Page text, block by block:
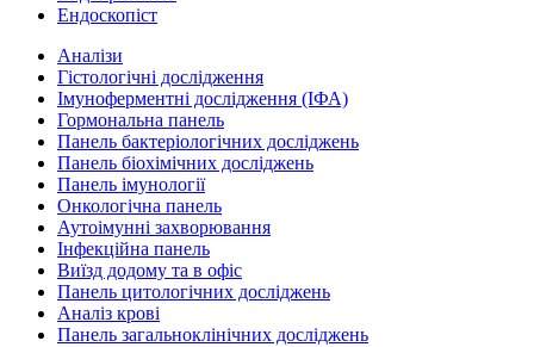
Ендоскопіст
Аналізи
Гістологічні дослідження
Імуноферментні дослідження (ІФА)
Гормональна панель
Панель бактеріологічних досліджень
Панель біохімічних досліджень
Панель імунології
Онкологічна панель
Аутоімунні захворювання
Інфекційна панель
Виїзд додому та в офіс
Панель цитологічних досліджень
Аналіз крові
Панель загальноклінічних досліджень